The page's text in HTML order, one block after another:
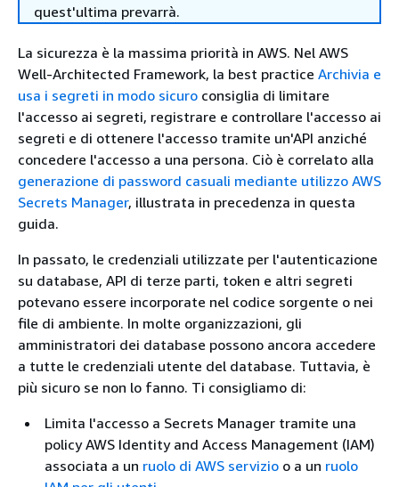
quest'ultima prevarrà.
La sicurezza è la massima priorità in AWS. Nel AWS
Well-Architected Framework, la best practice Archivia e
usa i segreti in modo sicuro consiglia di limitare
l'accesso ai segreti, registrare e controllare l'accesso ai
segreti e di ottenere l'accesso tramite un'API anziché
concedere l'accesso a una persona. Ciò è correlato alla
generazione di password casuali mediante utilizzo AWS
Secrets Manager, illustrata in precedenza in questa
guida.
In passato, le credenziali utilizzate per l'autenticazione
su database, API di terze parti, token e altri segreti
potevano essere incorporate nel codice sorgente o nei
file di ambiente. In molte organizzazioni, gli
amministratori dei database possono ancora accedere
a tutte le credenziali utente del database. Tuttavia, è
più sicuro se non lo fanno. Ti consigliamo di:
Limita l'accesso a Secrets Manager tramite una
policy AWS Identity and Access Management (IAM)
associata a un ruolo di AWS servizio o a un ruolo